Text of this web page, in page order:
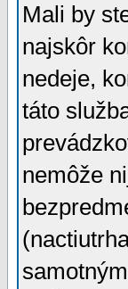
Mali by
najskôr
nedeje,
táto
nemôže